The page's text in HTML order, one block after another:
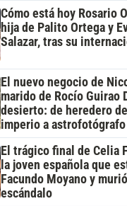
Cómo está hoy Rosario
hija de Palito Ortega y
Salazar, tras su
El nuevo negocio de
marido de Rocío Guirao
desierto: de heredero
imperio a astrofotógrafo
El trágico final de Celia
la joven española que
Facundo Moyano y
escándalo